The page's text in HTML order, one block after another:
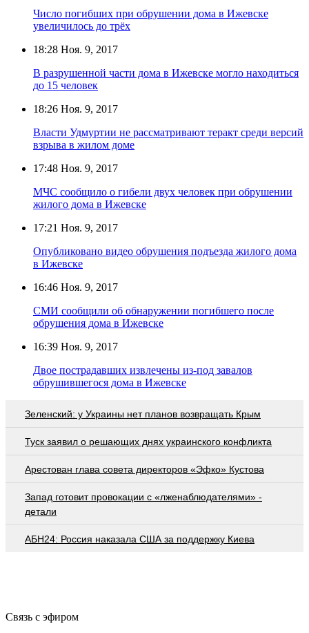
Число погибших при обрушении дома в Ижевске
увеличилось до трёх
18:28 Ноя. 9, 2017
В разрушенной части дома в Ижевске могло находиться
до 15 человек
18:26 Ноя. 9, 2017
Власти Удмуртии не рассматривают теракт среди версий
взрыва в жилом доме
17:48 Ноя. 9, 2017
МЧС сообщило о гибели двух человек при обрушении
жилого дома в Ижевске
17:21 Ноя. 9, 2017
Опубликовано видео обрушения подъезда жилого дома
в Ижевске
16:46 Ноя. 9, 2017
СМИ сообщили об обнаружении погибшего после
обрушения дома в Ижевске
16:39 Ноя. 9, 2017
Двое пострадавших извлечены из-под завалов
обрушившегося дома в Ижевске
Зеленский: у Украины нет планов возвращать Крым
Туск заявил о решающих днях украинского конфликта
Арестован глава совета директоров «Эфко» Кустова
Запад готовит провокации с «лженаблюдателями» -
детали
АБН24: Россия наказала США за поддержку Киева
Связь с эфиром